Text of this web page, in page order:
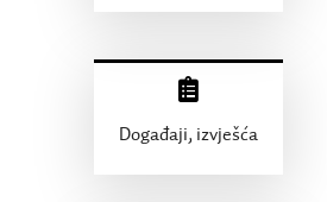
Događaji, izvješća